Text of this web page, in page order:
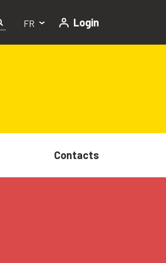
FR Login
Contacts